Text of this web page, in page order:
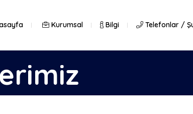
Kurumsal Bilgi Telefonlar /